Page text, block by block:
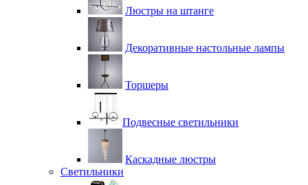
Люстры на штанге
Декоративные настольные лампы
Торшеры
Подвесные светильники
Каскадные люстры
Светильники